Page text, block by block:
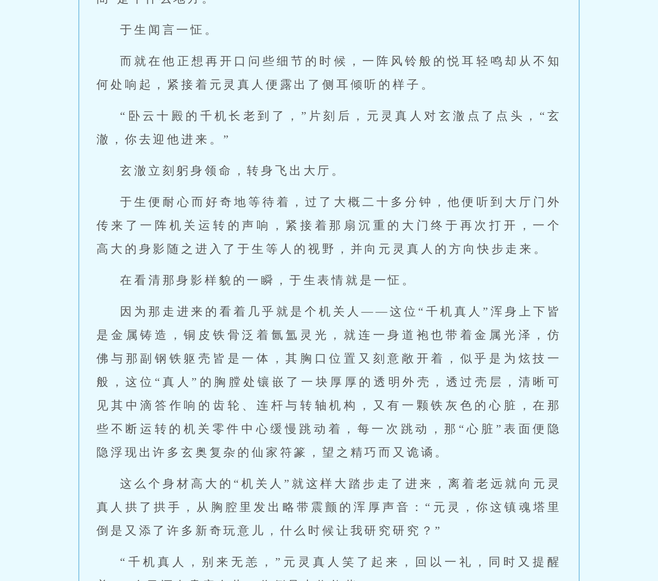
于生闻言一怔。
而就在他正想再开口问些细节的时候，一阵风铃般的悦耳轻鸣却从不知
何处响起，紧接着元灵真人便露出了侧耳倾听的样子。
“卧云十殿的千机长老到了，”片刻后，元灵真人对玄澈点了点头，“玄
澈，你去迎他进来。”
玄澈立刻躬身领命，转身飞出大厅。
于生便耐心而好奇地等待着，过了大概二十多分钟，他便听到大厅门外
传来了一阵机关运转的声响，紧接着那扇沉重的大门终于再次打开，一个
高大的身影随之进入了于生等人的视野，并向元灵真人的方向快步走来。
在看清那身影样貌的一瞬，于生表情就是一怔。
因为那走进来的看着几乎就是个机关人——这位“千机真人”浑身上下皆
是金属铸造，铜皮铁骨泛着氤氲灵光，就连一身道袍也带着金属光泽，仿
佛与那副钢铁躯壳皆是一体，其胸口位置又刻意敞开着，似乎是为炫技一
般，这位“真人”的胸膛处镶嵌了一块厚厚的透明外壳，透过壳层，清晰可
见其中滴答作响的齿轮、连杆与转轴机构，又有一颗铁灰色的心脏，在那
些不断运转的机关零件中心缓慢跳动着，每一次跳动，那“心脏”表面便隐
隐浮现出许多玄奥复杂的仙家符篆，望之精巧而又诡谲。
这么个身材高大的“机关人”就这样大踏步走了进来，离着老远就向元灵
真人拱了拱手，从胸腔里发出略带震颤的浑厚声音：“元灵，你这镇魂塔里
倒是又添了许多新奇玩意儿，什么时候让我研究研究？”
“千机真人，别来无恙，”元灵真人笑了起来，回以一礼，同时又提醒